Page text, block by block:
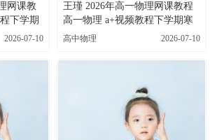
网课教
下学期
2026-07-10
王瑾 2026年高一物理网课教程
高一物理 a+视频教程下学期寒
春班 百度网盘下载
高中物理 2026-07-10